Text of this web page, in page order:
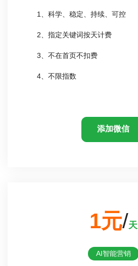
1、科学、稳定、持续、可控
2、指定关键词按天计费
3、不在首页不扣费
4、不限指数
添加微信
1元/天
AI智能营销